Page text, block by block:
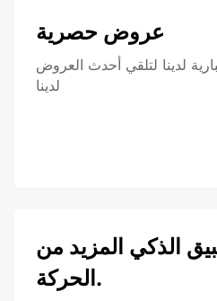
عروض حصرية
لدينا لتلقي أحدث العروض
لدينا
الذكي المزيد من
الحركة.